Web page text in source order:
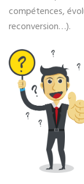
compétences,
reconversion…).